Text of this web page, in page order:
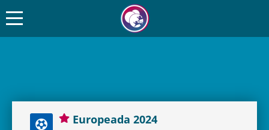
Euro­pe­ada 2024